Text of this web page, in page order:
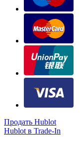
Продать Hublot
Hublot в Trade-In